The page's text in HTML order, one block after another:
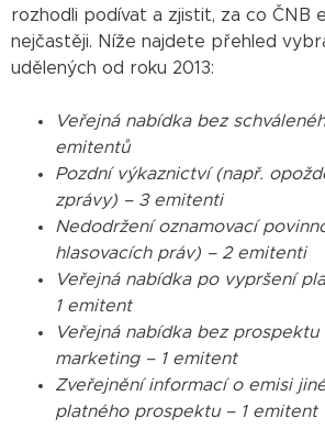
rozhodli podívat a zjistit, za co ČNB
nejčastěji. Níže najdete přehled
udělených od roku 2013:
Veřejná nabídka bez
emitentů
Pozdní výkaznictví (např.
zprávy) – 3 emitenti
Nedodržení oznamovací
hlasovacích práv) – 2 emitenti
Veřejná nabídka po vypršení
1 emitent
Veřejná nabídka bez prospektu
marketing – 1 emitent
Zveřejnění informací o emisi
platného prospektu – 1 emitent